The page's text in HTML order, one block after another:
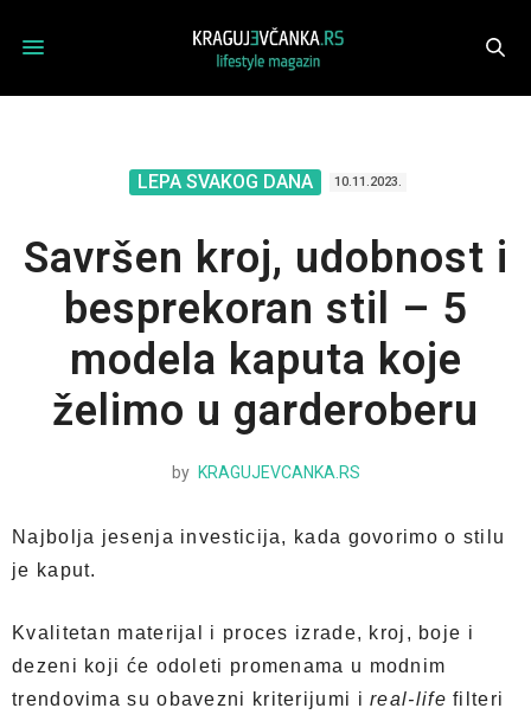
LEPA SVAKOG DANA 10.11.2023.
Savršen kroj, udobnost i
besprekoran stil – 5
modela kaputa koje
želimo u garderoberu
by KRAGUJEVCANKA.RS
Najbolja jesenja investicija, kada govorimo o stilu
je kaput.
Kvalitetan materijal i proces izrade, kroj, boje i
dezeni koji će odoleti promenama u modnim
trendovima su obavezni kriterijumi ireal-life filteri